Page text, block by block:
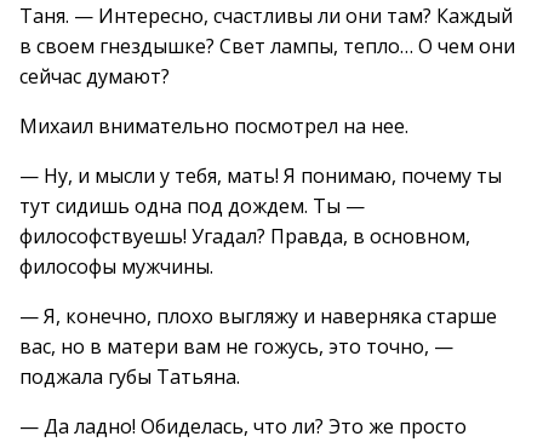
Таня. — Интересно, счастливы ли они там? Каждый
в своем гнездышке? Свет лампы, тепло… О чем они
сейчас думают?
Михаил внимательно посмотрел на нее.
— Ну, и мысли у тебя, мать! Я понимаю, почему ты
тут сидишь одна под дождем. Ты —
философствуешь! Угадал? Правда, в основном,
философы мужчины.
— Я, конечно, плохо выгляжу и наверняка старше
вас, но в матери вам не гожусь, это точно, —
поджала губы Татьяна.
— Да ладно! Обиделась, что ли? Это же просто